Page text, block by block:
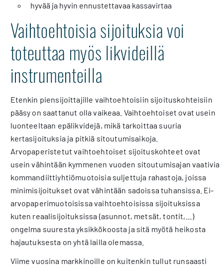
hyvää ja hyvin ennustettavaa kassavirtaa
Vaihtoehtoisia sijoituksia voi
toteuttaa myös likvideillä
instrumenteilla
Etenkin piensijoittajille vaihtoehtoisiin sijoituskohteisiin
pääsy on saattanut olla vaikeaa. Vaihtoehtoiset ovat usein
luonteeltaan epälikvidejä, mikä tarkoittaa suuria
kertasijoituksia ja pitkiä sitoutumisaikoja.
Arvopaperistetut vaihtoehtoiset sijoituskohteet ovat
usein vähintään kymmenen vuoden sitoutumisajan vaativia
kommandiittiyhtiömuotoisia suljettuja rahastoja, joissa
minimisijoitukset ovat vähintään sadoissa tuhansissa. Ei-
arvopaperimuotoisissa vaihtoehtoisissa sijoituksissa
kuten reaalisijoituksissa (asunnot, metsät, tontit,…)
ongelma suuresta yksikkökoosta ja sitä myötä heikosta
hajautuksesta on yhtä lailla olemassa.
Viime vuosina markkinoille on kuitenkin tullut runsaasti